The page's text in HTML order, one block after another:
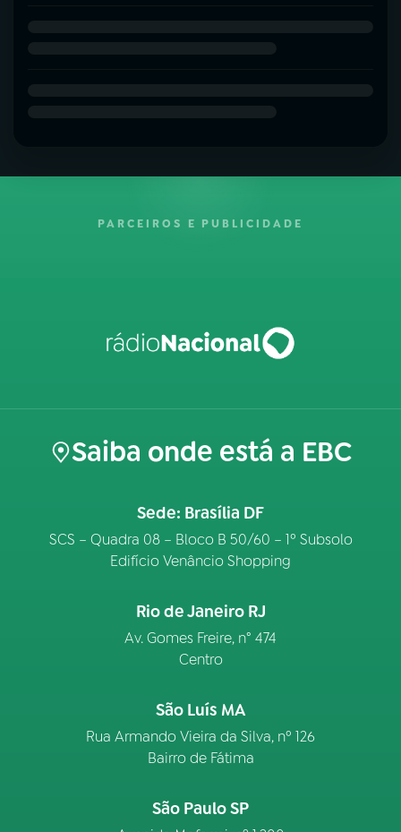
PARCEIROS E PUBLICIDADE
Saiba onde está a EBC
Sede: Brasília DF
SCS – Quadra 08 – Bloco B 50/60 – 1º Subsolo
Edifício Venâncio Shopping
Rio de Janeiro RJ
Av. Gomes Freire, n° 474
Centro
São Luís MA
Rua Armando Vieira da Silva, nº 126
Bairro de Fátima
São Paulo SP